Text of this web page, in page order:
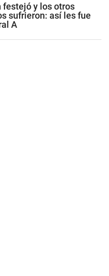
festejó y los otros
sufrieron: así les fue
A